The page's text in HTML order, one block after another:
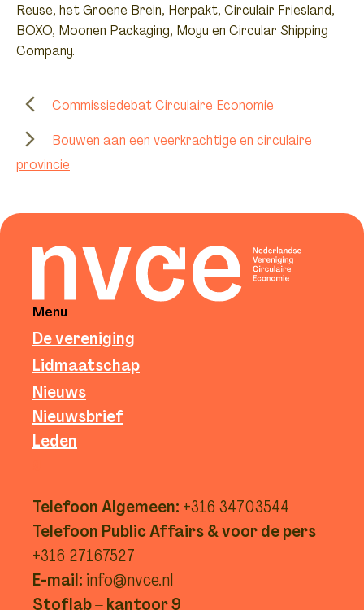
Reuse, het Groene Brein, Herpakt, Circulair Friesland,
BOXO, Moonen Packaging, Moyu en Circular Shipping
Company.
Commissiedebat Circulaire Economie
Bouwen aan een veerkrachtige en circulaire
provincie
Menu
De vereniging
Lidmaatschap
Nieuws
Nieuwsbrief
Leden
Telefoon Algemeen: +316 34703544
Telefoon Public Affairs & voor de pers
+316 27167527
E-mail: info@nvce.nl
Stoflab – kantoor 9